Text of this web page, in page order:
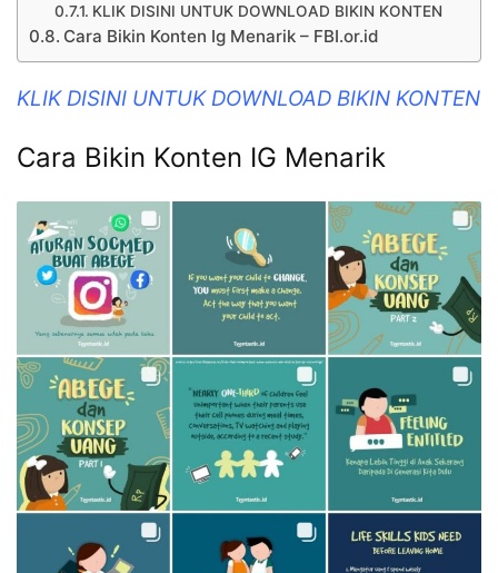
KLIK DISINI UNTUK DOWNLOAD BIKIN KONTEN
Cara Bikin Konten Ig Menarik – FBI.or.id
KLIK DISINI UNTUK DOWNLOAD BIKIN KONTEN
Cara Bikin Konten IG Menarik